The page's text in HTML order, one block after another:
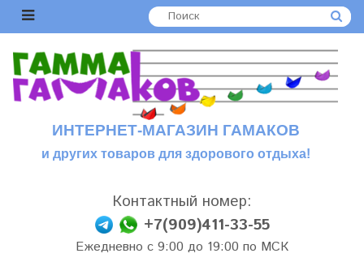
ИНТЕРНЕТ-МАГАЗИН ГАМАКОВ
и других товаров для здорового отдыха!
Контактный номер:
+7(909)411-33-55
Ежедневно с 9:00 до 19:00 по МСК